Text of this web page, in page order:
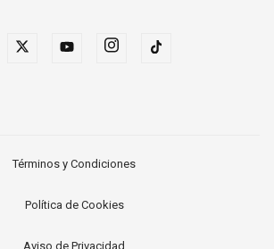
Términos y Condiciones
Política de Cookies
Aviso de Privacidad